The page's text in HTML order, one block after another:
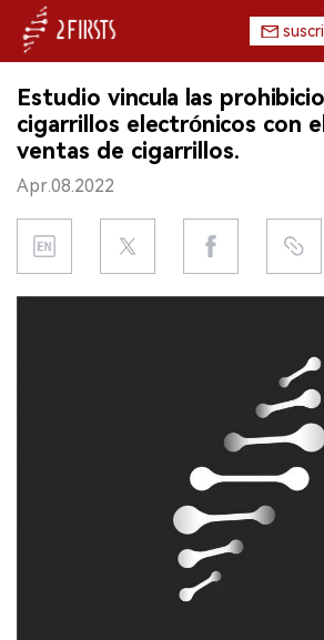
INICIO
EMPRESA
PRODUCTO
REGULACIÓN
Estudio vincula las
cigarrillos electrónicos con
ventas de cigarrillos.
Apr.08.2022